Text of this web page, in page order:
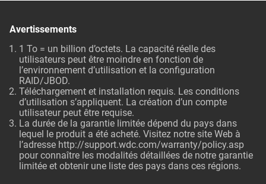
Avertissements
1 To = un billion d’octets. La capacité réelle des
utilisateurs peut être moindre en fonction de
l’environnement d’utilisation et la configuration
RAID/JBOD.
Téléchargement et installation requis. Les conditions
d’utilisation s’appliquent. La création d’un compte
utilisateur peut être requise.
La durée de la garantie limitée dépend du pays dans
lequel le produit a été acheté. Visitez notre site Web à
l’adresse http://support.wdc.com/warranty/policy.asp
pour connaître les modalités détaillées de notre garantie
limitée et obtenir une liste des pays dans ces régions.